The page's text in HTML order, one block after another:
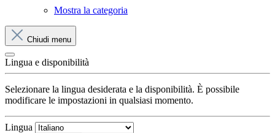
Mostra la categoria
Chiudi menu
Lingua e disponibilità
Selezionare la lingua desiderata e la disponibilità. È possibile
modificare le impostazioni in qualsiasi momento.
Lingua